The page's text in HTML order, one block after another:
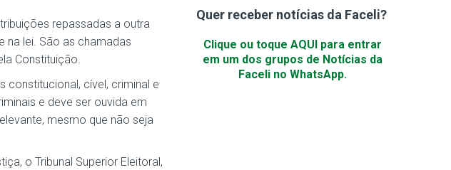
repassadas a outra
na lei. São as chamadas
Constituição.
constitucional, cível, criminal e
e deve ser ouvida em
mesmo que não seja
o Tribunal Superior Eleitoral,
Quer receber notícias da Faceli?
Clique ou toque AQUI para entrar
em um dos grupos de Notícias da
Faceli no WhatsApp.